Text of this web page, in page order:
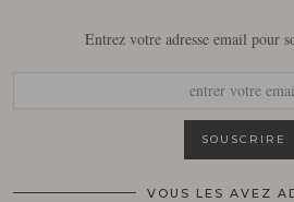
Entrez votre adresse email pour
VOUS LES AVEZ